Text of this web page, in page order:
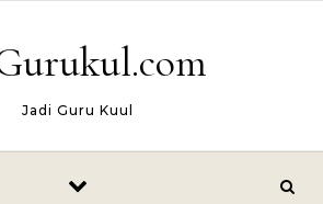
Jadi Guru Kuul